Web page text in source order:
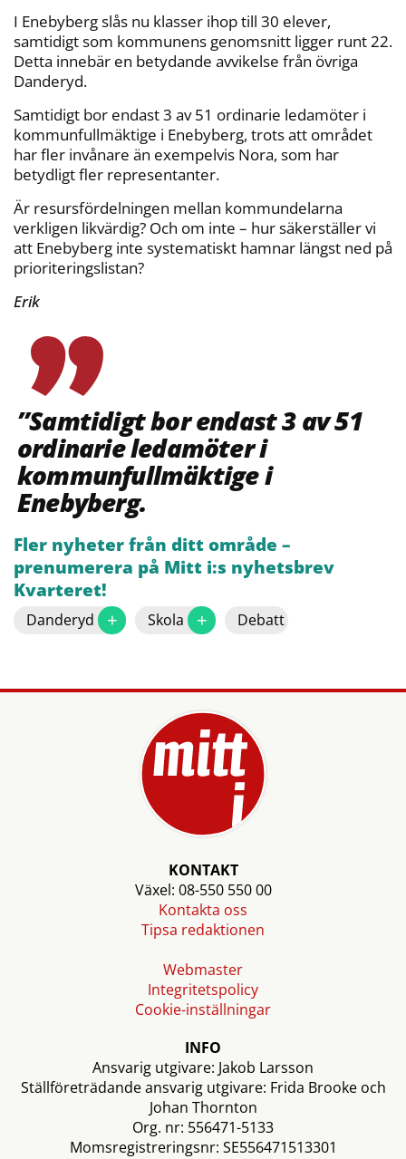
I Enebyberg slås nu klasser ihop till 30 elever,
samtidigt som kommunens genomsnitt ligger runt 22.
Detta innebär en betydande avvikelse från övriga
Danderyd.
Samtidigt bor endast 3 av 51 ordinarie ledamöter i
kommunfullmäktige i Enebyberg, trots att området
har fler invånare än exempelvis Nora, som har
betydligt fler representanter.
Är resursfördelningen mellan kommundelarna
verkligen likvärdig? Och om inte – hur säkerställer vi
att Enebyberg inte systematiskt hamnar längst ned på
prioriteringslistan?
Erik
”Samtidigt bor endast 3 av 51
ordinarie ledamöter i
kommunfullmäktige i
Enebyberg.
Fler nyheter från ditt område –
prenumerera på Mitt i:s nyhetsbrev
Kvarteret!
Danderyd + Skola + Debatt
KONTAKT
Växel: 08-550 550 00
Kontakta oss
Tipsa redaktionen
Webmaster
Integritetspolicy
Cookie-inställningar
INFO
Ansvarig utgivare: Jakob Larsson
Ställföreträdande ansvarig utgivare: Frida Brooke och
Johan Thornton
Org. nr: 556471-5133
Momsregistreringsnr: SE556471513301